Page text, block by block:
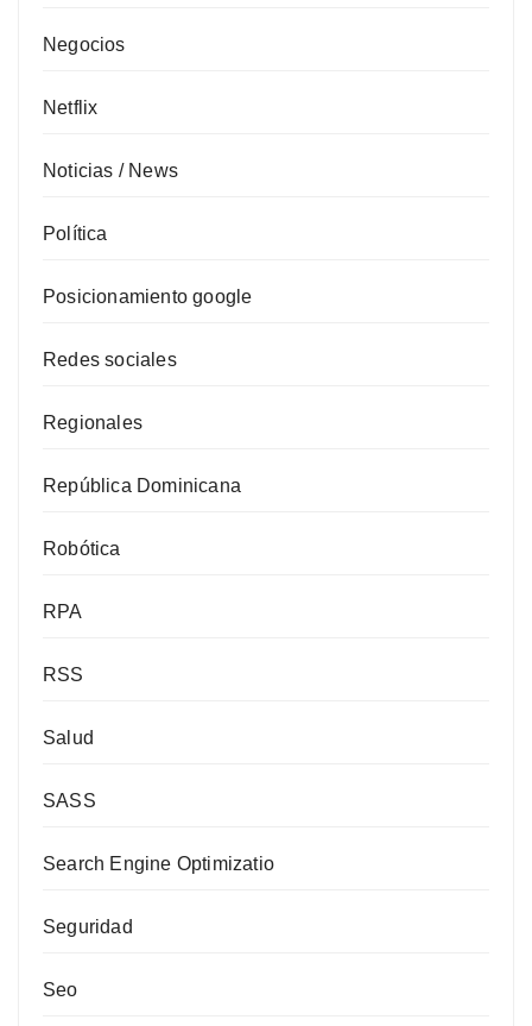
Negocios
Netflix
Noticias / News
Política
Posicionamiento google
Redes sociales
Regionales
República Dominicana
Robótica
RPA
RSS
Salud
SASS
Search Engine Optimizatio
Seguridad
Seo